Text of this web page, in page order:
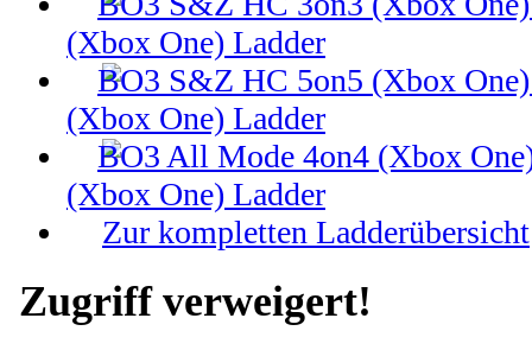
(Xbox One) Ladder
(Xbox One) Ladder
(Xbox One) Ladder
Zur kompletten Ladderübersicht
Zugriff verweigert!